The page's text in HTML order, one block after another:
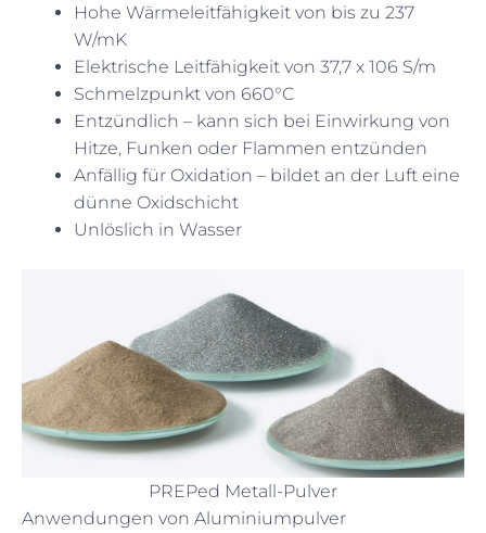
Hohe Wärmeleitfähigkeit von bis zu 237
W/mK
Elektrische Leitfähigkeit von 37,7 x 106 S/m
Schmelzpunkt von 660°C
Entzündlich – kann sich bei Einwirkung von
Hitze, Funken oder Flammen entzünden
Anfällig für Oxidation – bildet an der Luft eine
dünne Oxidschicht
Unlöslich in Wasser
PREPed Metall-Pulver
Anwendungen von Aluminiumpulver